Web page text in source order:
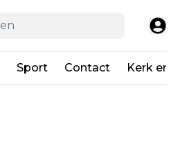
Sport Contact Kerk